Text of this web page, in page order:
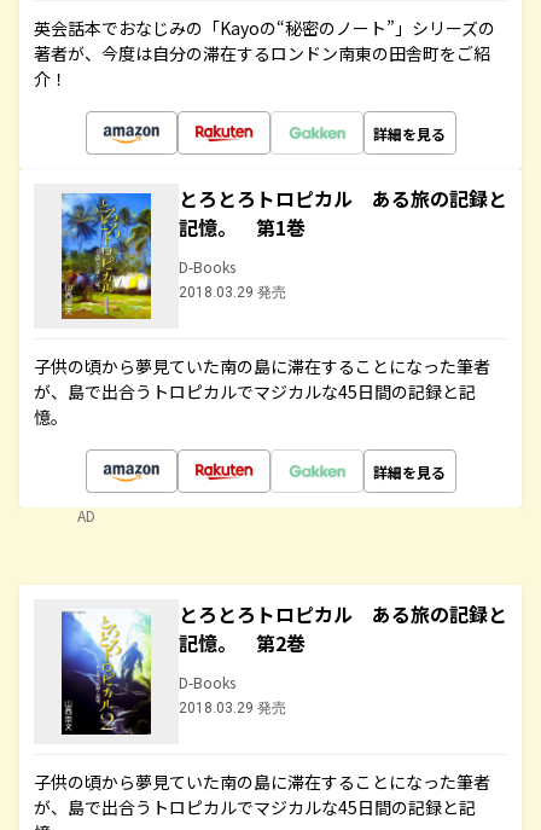
英会話本でおなじみの「Kayoの“秘密のノート”」シリーズの
著者が、今度は自分の滞在するロンドン南東の田舎町をご紹
介！
詳細を見る
とろとろトロピカル ある旅の記録と
記憶。 第1巻
D-Books
2018.03.29 発売
子供の頃から夢見ていた南の島に滞在することになった筆者
が、島で出合うトロピカルでマジカルな45日間の記録と記
憶。
詳細を見る
AD
とろとろトロピカル ある旅の記録と
記憶。 第2巻
D-Books
2018.03.29 発売
子供の頃から夢見ていた南の島に滞在することになった筆者
が、島で出合うトロピカルでマジカルな45日間の記録と記